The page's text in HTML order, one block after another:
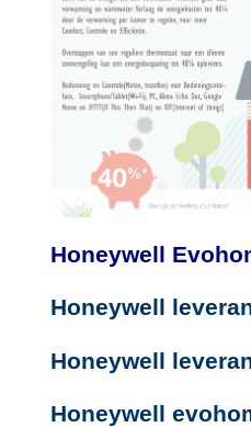
Honeywell
Honeywell
Honeywell
Honeywell